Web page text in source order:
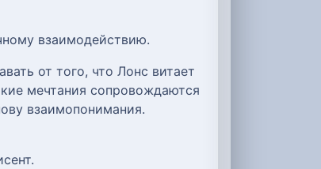
взаимодействию.
от того, что Лонс витает
мечтания сопровождаются
взаимопонимания.